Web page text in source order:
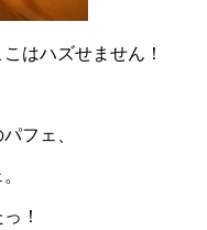
はハズせません！
フェ、
！